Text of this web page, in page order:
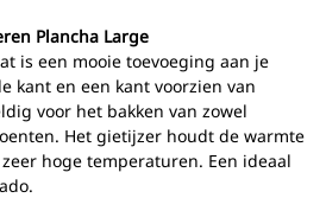
Plancha Large
is een mooie toevoeging aan je
kant en een kant voorzien van
voor het bakken van zowel
Het gietijzer houdt de warmte
hoge temperaturen. Een ideaal